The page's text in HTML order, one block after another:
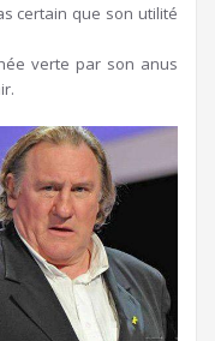
certain que son utilité
verte par son anus